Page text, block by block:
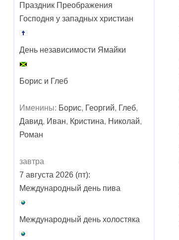
Праздник Преображения
Господня у западных христиан
День независимости Ямайки
Борис и Глеб
Именины: Борис, Георгий, Глеб,
Давид, Иван, Кристина, Николай,
Роман
завтра
7 августа 2026 (пт):
Международный день пива
Международный день холостяка